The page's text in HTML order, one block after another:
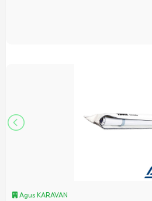
Agus KARAVAN